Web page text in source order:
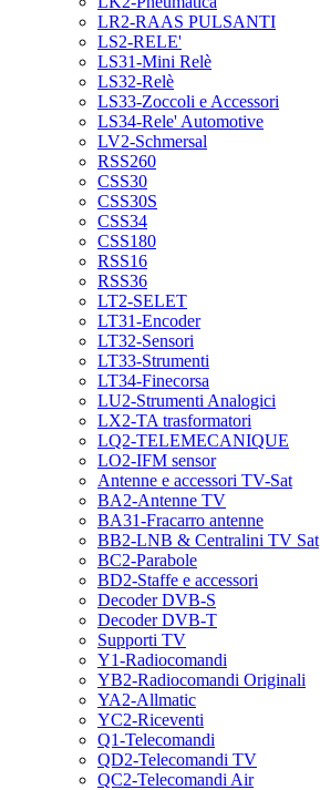
LR2-RAAS PULSANTI
LS2-RELE'
LS31-Mini Relè
LS32-Relè
LS33-Zoccoli e Accessori
LS34-Rele' Automotive
LV2-Schmersal
RSS260
CSS30
CSS30S
CSS34
CSS180
RSS16
RSS36
LT2-SELET
LT31-Encoder
LT32-Sensori
LT33-Strumenti
LT34-Finecorsa
LU2-Strumenti Analogici
LX2-TA trasformatori
LQ2-TELEMECANIQUE
LO2-IFM sensor
Antenne e accessori TV-Sat
BA2-Antenne TV
BA31-Fracarro antenne
BB2-LNB & Centralini TV Sat
BC2-Parabole
BD2-Staffe e accessori
Decoder DVB-S
Decoder DVB-T
Supporti TV
Y1-Radiocomandi
YB2-Radiocomandi Originali
YA2-Allmatic
YC2-Riceventi
Q1-Telecomandi
QD2-Telecomandi TV
QC2-Telecomandi Air